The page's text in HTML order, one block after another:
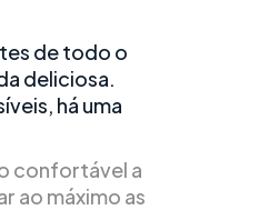
de todo o
deliciosa.
há uma
confortável a
ao máximo as